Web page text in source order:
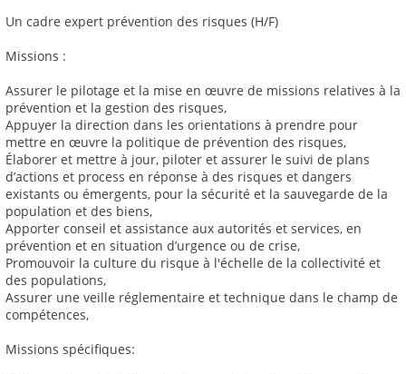
Un cadre expert prévention des risques (H/F)
Missions :
Assurer le pilotage et la mise en œuvre de missions relatives à la
prévention et la gestion des risques,
Appuyer la direction dans les orientations à prendre pour
mettre en œuvre la politique de prévention des risques,
Élaborer et mettre à jour, piloter et assurer le suivi de plans
d’actions et process en réponse à des risques et dangers
existants ou émergents, pour la sécurité et la sauvegarde de la
population et des biens,
Apporter conseil et assistance aux autorités et services, en
prévention et en situation d’urgence ou de crise,
Promouvoir la culture du risque à l'échelle de la collectivité et
des populations,
Assurer une veille réglementaire et technique dans le champ de
compétences,
Missions spécifiques: